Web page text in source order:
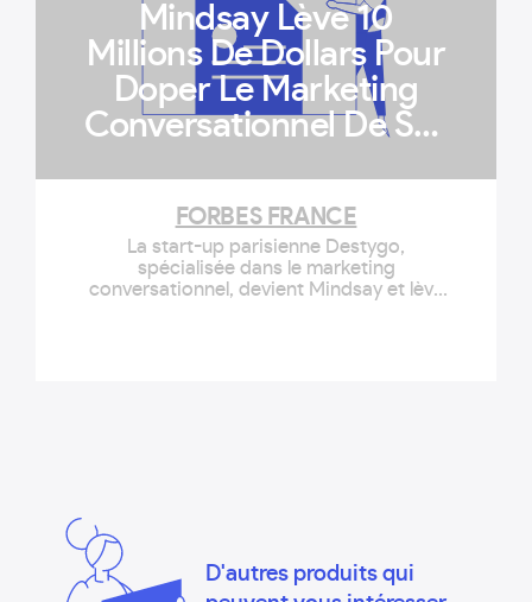
Mindsay Lève 10
Millions De Dollars Pour
Doper Le Marketing
Conversationnel De Ses
FORBES FRANCE
La start-up parisienne Destygo,
spécialisée dans le marketing
conversationnel, devient Mindsay et lève
D'autres produits qui